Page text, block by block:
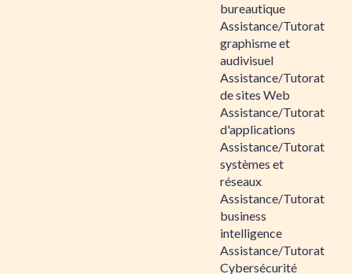
bureautique
Assistance/Tutorat
graphisme et
audivisuel
Assistance/Tutorat
de sites Web
Assistance/Tutorat
d'applications
Assistance/Tutorat
systèmes et
réseaux
Assistance/Tutorat
business
intelligence
Assistance/Tutorat
Cybersécurité